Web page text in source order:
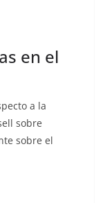
en el
a la
sobre
sobre el